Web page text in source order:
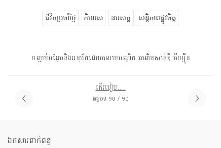
ជីវិតប្រចាំថ្ងៃ កិលេស ឧបសគ្គ សន្តិភាពផ្លូវចិត្ត
បញ្ជាក់បន្ថែមនិងអនុម័តដោយលោកបណ្ឌិត អាលិចសាន់ឌឺ ប៊ឺហ្សុីន
តើរបៀប….
អត្ថបទ ១០ / ១៤
ឯកសារពាក់ពន្ធ